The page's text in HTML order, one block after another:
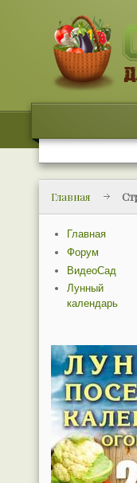
Главная
Главная
Форум
ВидеоСад
Лунный
календарь